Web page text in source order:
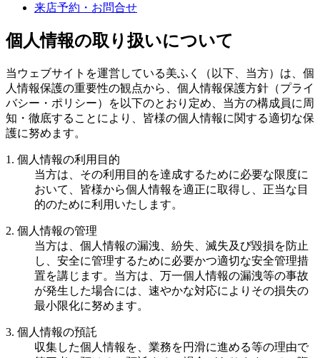
来店予約・お問合せ
個人情報の取り扱いについて
当ウェブサイトを運営している美ふく（以下、当方）は、個
人情報保護の重要性の観点から、個人情報保護方針（プライ
バシー・ポリシー）を以下のとおり定め、当方の構成員に周
知・徹底することにより、皆様の個人情報に関する適切な保
護に努めます。
1. 個人情報の利用目的
当方は、その利用目的を達成するために必要な限度に
おいて、皆様から個人情報を適正に取得し、正当な目
的のために利用いたします。
2. 個人情報の管理
当方は、個人情報の漏洩、紛失、滅失及び毀損を防止
し、安全に管理するために必要かつ適切な安全管理措
置を講じます。当方は、万一個人情報の漏洩等の事故
が発生した場合には、速やかな対応によりその損失の
最小限化に努めます。
3. 個人情報の預託
収集した個人情報を、業務を円滑に進める等の理由で